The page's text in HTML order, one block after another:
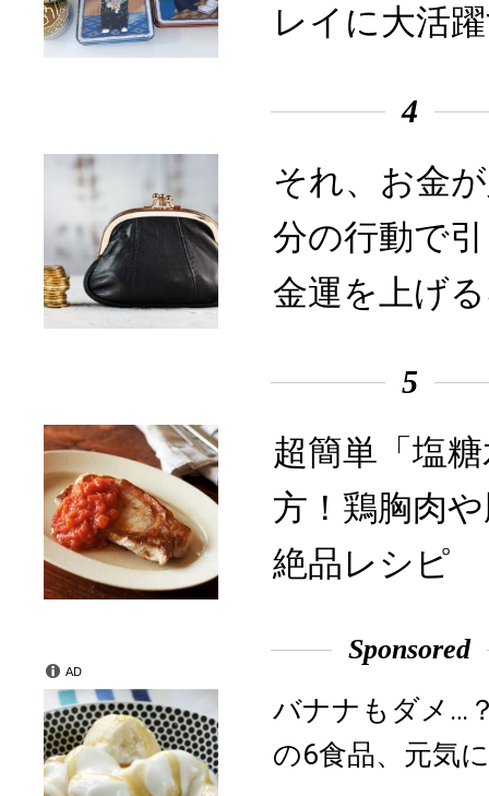
レイに大活
4
それ、お金
分の行動で
金運を上げ
5
超簡単「塩
方！鶏胸肉
絶品レシピ
Sponsored
バナナもダメ…
の6食品、元気
AD